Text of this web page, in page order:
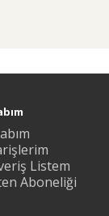
Listem
Aboneliği